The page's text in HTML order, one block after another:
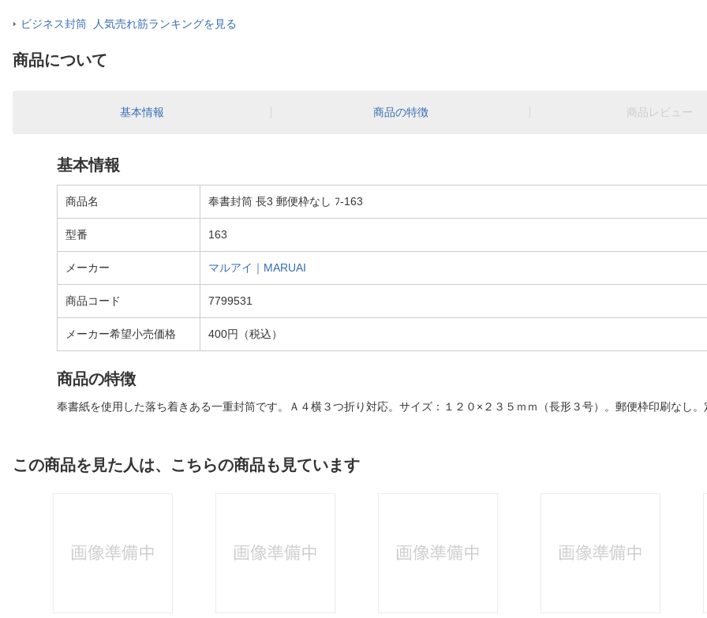
ビジネス封筒 人気売れ筋ランキングを見る
商品について
基本情報 商品の特徴 商品レビュー
基本情報
商品名 奉書封筒 長3 郵便枠なし ﾌ-163
型番 163
メーカー マルアイ｜MARUAI
商品コード 7799531
メーカー希望小売価格 400円（税込）
商品の特徴
奉書紙を使用した落ち着きある一重封筒です。Ａ４横３つ折り対応。サイズ：１２０×２３５ｍｍ（長形３号）。郵便枠印刷なし。
この商品を見た人は、こちらの商品も見ています